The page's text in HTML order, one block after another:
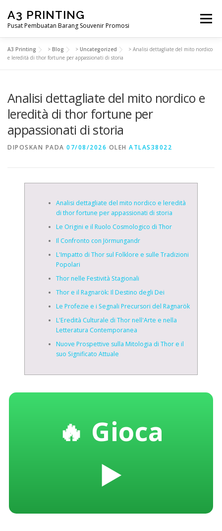
konten
A3 PRINTING
Pusat Pembuatan Barang Souvenir Promosi
Menu
BERANDA PRODUK KAMI
SAMPLE PAGE
A3 Printing > Blog > Uncategorized > Analisi dettagliate del mito nordico
e leredità di thor fortune per appassionati di storia
Analisi dettagliate del mito nordico e
leredità di thor fortune per
appassionati di storia
DIPOSKAN PADA 07/08/2026 OLEH ATLAS38022
Analisi dettagliate del mito nordico e leredità
di thor fortune per appassionati di storia
Le Origini e il Ruolo Cosmologico di Thor
Il Confronto con Jörmungandr
L'Impatto di Thor sul Folklore e sulle Tradizioni
Popolari
Thor nelle Festività Stagionali
Thor e il Ragnarök: Il Destino degli Dei
Le Profezie e i Segnali Precursori del Ragnarök
L'Eredità Culturale di Thor nell'Arte e nella
Letteratura Contemporanea
Nuove Prospettive sulla Mitologia di Thor e il
suo Significato Attuale
🔥 Gioca
▶️